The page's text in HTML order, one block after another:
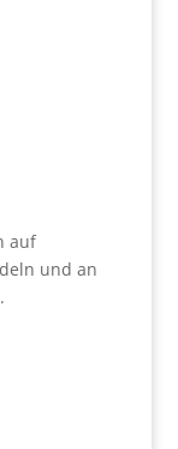
auf
und an